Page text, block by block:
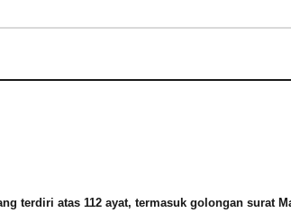
terdiri atas 112 ayat, termasuk golongan surat